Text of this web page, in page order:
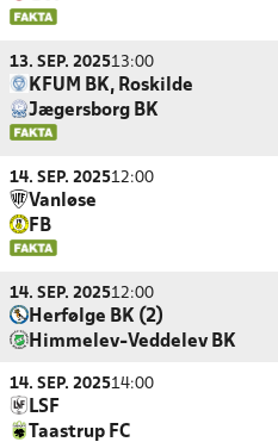
13. SEP. 202513:00
KFUM BK, Roskilde
Jægersborg BK
14. SEP. 202512:00
Vanløse
FB
14. SEP. 202512:00
Herfølge BK (2)
Himmelev-Veddelev BK
14. SEP. 202514:00
LSF
Taastrup FC